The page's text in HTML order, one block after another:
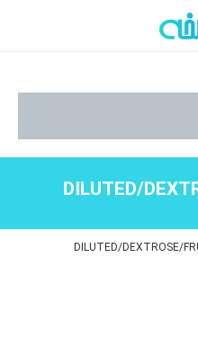
DILUTED/
DILUTED/DEXTROSE/